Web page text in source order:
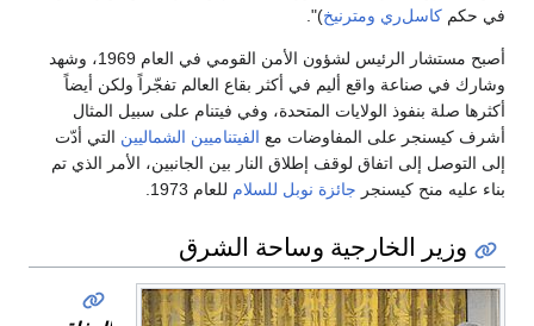
في حكم كاسل‌ري ومترنيخ)".
أصبح مستشار الرئيس لشؤون الأمن القومي في العام 1969، وشهد
وشارك في صناعة واقع أليم في أكثر بقاع العالم تفجّراً ولكن أيضاً
أكثرها صلة بنفوذ الولايات المتحدة، وفي فيتنام على سبيل المثال
أشرف كيسنجر على المفاوضات مع الفيتناميين الشماليين التي أدّت
إلى التوصل إلى اتفاق لوقف إطلاق النار بين الجانبين، الأمر الذي تم
بناء عليه منح كيسنجر جائزة نوبل للسلام للعام 1973.
وزير الخارجية وساحة الشرق